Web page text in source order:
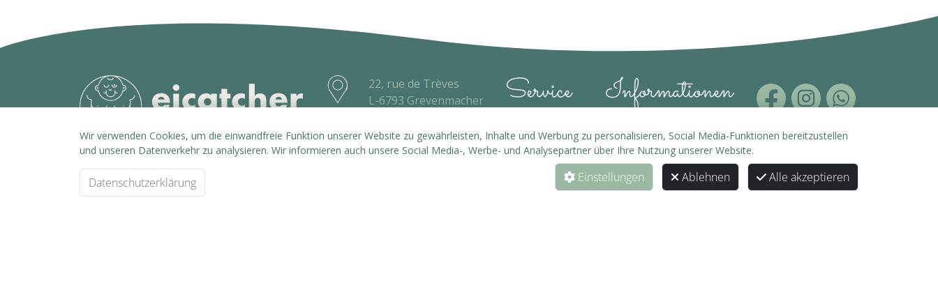
Wir verwenden Cookies, um die einwandfreie Funktion unserer Website zu gewährleisten, Inhalte und Werbung zu personalisieren, Social Media-Funktionen bereitzustellen
und unseren Datenverkehr zu analysieren. Wir informieren auch unsere Social Media-, Werbe- und Analysepartner über Ihre Nutzung unserer Website.
Datenschutzerklärung Einstellungen Ablehnen Alle akzeptieren
22, rue de Trèves
L-6793 Grevenmacher
26 74 59 84
info@eicatcher.lu
Service
Zahlung
Informationen
Datenschutz
Impressum